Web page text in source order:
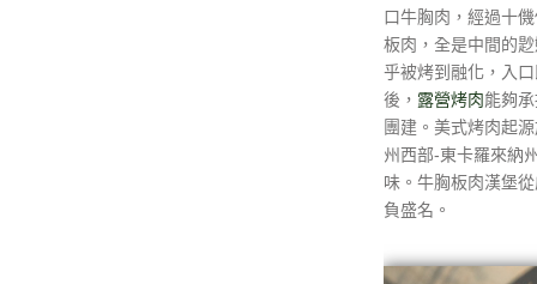
口牛胸肉，經過十
板肉，全是中間的
乎被烤到融化，入
後， 露營烤肉能夠
團建。美式烤肉起
州西部-東卡羅來納
味。牛胸板肉漢堡
負盛名。